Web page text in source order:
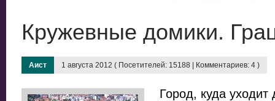
Кружевные домики.
Аист 1 августа 2012 ( Посетителей: 15188 | Комментариев: 4 )
Город, куда уходит